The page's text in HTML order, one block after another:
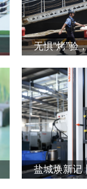
无惧“烤”验